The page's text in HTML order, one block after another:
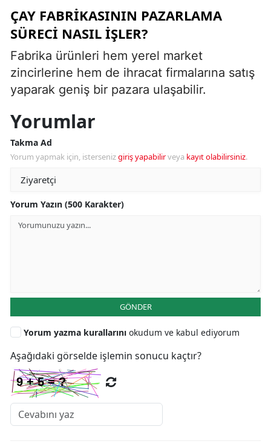
ÇAY FABRIKASININ PAZARLAMA
SÜRECI NASIL IŞLER?
Fabrika ürünleri hem yerel market
zincirlerine hem de ihracat firmalarına satış
yaparak geniş bir pazara ulaşabilir.
Yorumlar
Takma Ad
Yorum yapmak için, istersenizgiriş yapabilirveya kayıt olabilirsiniz.
Yorum Yazın (500 Karakter)
GÖNDER
Yorum yazma kurallarını okudum ve kabul ediyorum
Aşağıdaki görselde işlemin sonucu kaçtır?